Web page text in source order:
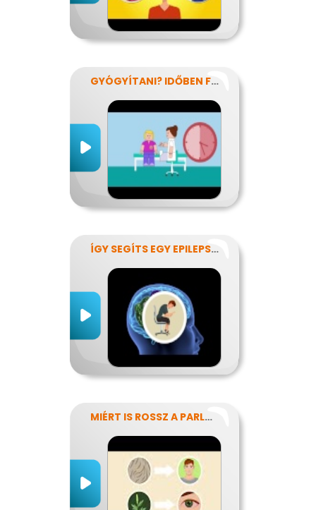
GYÓGYÍTANI? IDŐBEN FELISMERNI!
ÍGY SEGÍTS EGY EPILEPSZIÁSNAK
MIÉRT IS ROSSZ A PARLAGFŰ?